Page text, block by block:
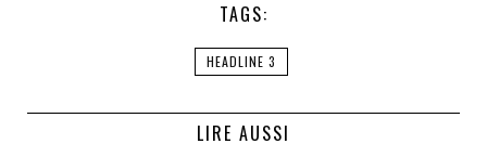
TAGS:
HEADLINE 3
LIRE AUSSI